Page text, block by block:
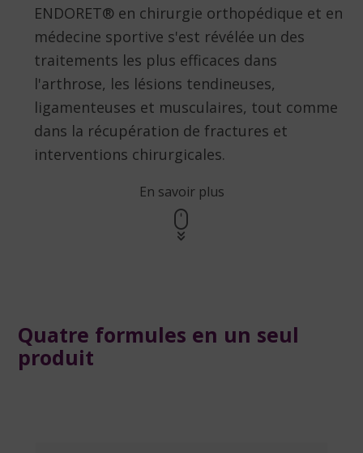
ENDORET® en chirurgie orthopédique et en
médecine sportive s'est révélée un des
traitements les plus efficaces dans
l'arthrose, les lésions tendineuses,
ligamenteuses et musculaires, tout comme
dans la récupération de fractures et
interventions chirurgicales.
En savoir plus
Quatre formules en un seul
produit